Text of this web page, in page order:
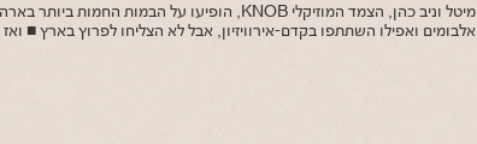
אלבומים ואפילו השתתפו בקדם-אירוויזיון, אבל לא הצליחו לפרוץ בארץ ■